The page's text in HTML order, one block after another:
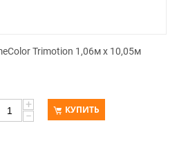
Trimotion 1,06м х 10,05м
+
−
КУПИТЬ